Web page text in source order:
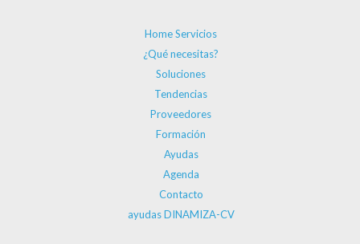
Home Servicios
¿Qué necesitas?
Soluciones
Tendencias
Proveedores
Formación
Ayudas
Agenda
Contacto
ayudas DINAMIZA-CV